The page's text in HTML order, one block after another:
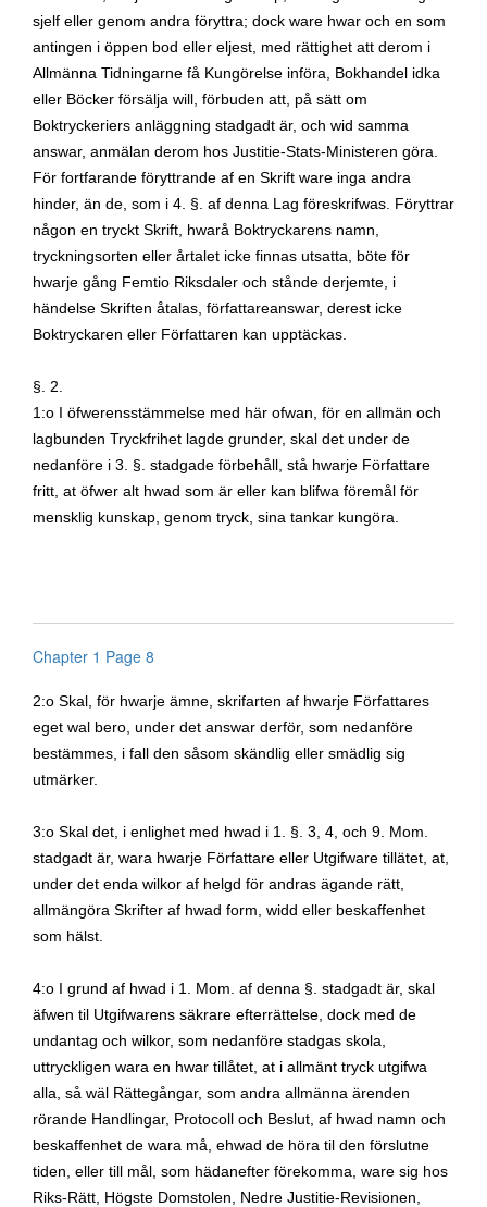
sjelf eller genom andra föryttra; dock ware hwar och en som
antingen i öppen bod eller eljest, med rättighet att derom i
Allmänna Tidningarne få Kungörelse införa, Bokhandel idka
eller Böcker försälja will, förbuden att, på sätt om
Boktryckeriers anläggning stadgadt är, och wid samma
answar, anmälan derom hos Justitie-Stats-Ministeren göra.
För fortfarande föryttrande af en Skrift ware inga andra
hinder, än de, som i 4. §. af denna Lag föreskrifwas. Föryttrar
någon en tryckt Skrift, hwarå Boktryckarens namn,
tryckningsorten eller årtalet icke finnas utsatta, böte för
hwarje gång Femtio Riksdaler och stånde derjemte, i
händelse Skriften åtalas, författareanswar, derest icke
Boktryckaren eller Författaren kan upptäckas.
§. 2.
1:o I öfwerensstämmelse med här ofwan, för en allmän och
lagbunden Tryckfrihet lagde grunder, skal det under de
nedanföre i 3. §. stadgade förbehåll, stå hwarje Författare
fritt, at öfwer alt hwad som är eller kan blifwa föremål för
mensklig kunskap, genom tryck, sina tankar kungöra.
Chapter 1 Page 8
2:o Skal, för hwarje ämne, skrifarten af hwarje Författares
eget wal bero, under det answar derför, som nedanföre
bestämmes, i fall den såsom skändlig eller smädlig sig
utmärker.
3:o Skal det, i enlighet med hwad i 1. §. 3, 4, och 9. Mom.
stadgadt är, wara hwarje Författare eller Utgifware tillätet, at,
under det enda wilkor af helgd för andras ägande rätt,
allmängöra Skrifter af hwad form, widd eller beskaffenhet
som hälst.
4:o I grund af hwad i 1. Mom. af denna §. stadgadt är, skal
äfwen til Utgifwarens säkrare efterrättelse, dock med de
undantag och wilkor, som nedanföre stadgas skola,
uttryckligen wara en hwar tillåtet, at i allmänt tryck utgifwa
alla, så wäl Rättegångar, som andra allmänna ärenden
rörande Handlingar, Protocoll och Beslut, af hwad namn och
beskaffenhet de wara må, ehwad de höra til den förslutne
tiden, eller till mål, som hädanefter förekomma, ware sig hos
Riks-Rätt, Högste Domstolen, Nedre Justitie-Revisionen,